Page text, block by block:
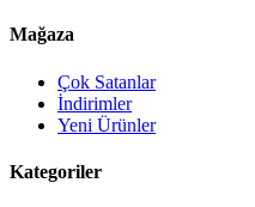
Mağaza
Çok Satanlar
İndirimler
Yeni Ürünler
Kategoriler